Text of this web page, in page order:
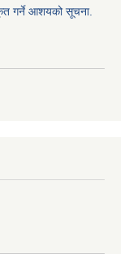
गर्ने आशयको सूचना.